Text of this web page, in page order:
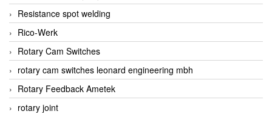
Bopp & Reuther Messtechnik
Bosch
Boydcorp
BRAUN Vietnam
Brinkmann Pumpen
BRONKHORST
Resistance spot welding
Rico-Werk
Rotary Cam Switches
rotary cam switches leonard engineering mbh
Rotary Feedback Ametek
rotary joint